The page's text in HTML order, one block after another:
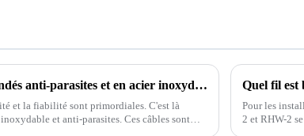
Top 10 des fabricants de câbles blindés anti-parasites et en acier inoxydable
et la fiabilité sont primordiales. C'est là
et anti-parasites. Ces câbles sont
Quel fil est
Pour les
2 et RHW-2